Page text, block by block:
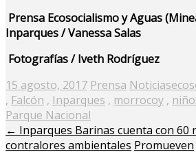
Prensa Ecosocialismo y Aguas
Inparques / Vanessa Salas
Fotografías / Iveth Rodríguez
Posted
on
15 agosto, 2017 Prensa Noticias
, Falcón , Inparques , morrocoy ,
Parque Nacional
← Inparques Barinas cuenta con 60
contralores ambientales Promueven